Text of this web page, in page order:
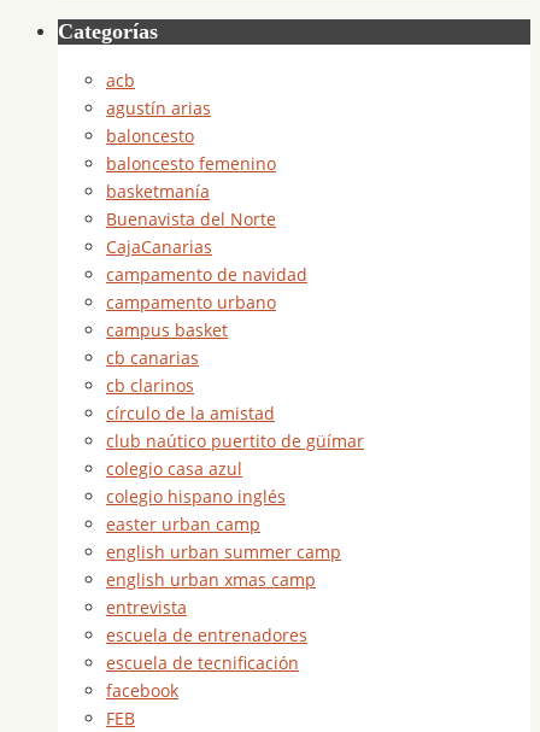
Categorías
acb
agustín arias
baloncesto
baloncesto femenino
basketmanía
Buenavista del Norte
CajaCanarias
campamento de navidad
campamento urbano
campus basket
cb canarias
cb clarinos
círculo de la amistad
club naútico puertito de güímar
colegio casa azul
colegio hispano inglés
easter urban camp
english urban summer camp
english urban xmas camp
entrevista
escuela de entrenadores
escuela de tecnificación
facebook
FEB